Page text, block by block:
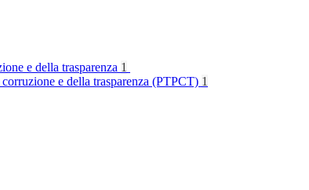
e della trasparenza 1
e della trasparenza (PTPCT) 1